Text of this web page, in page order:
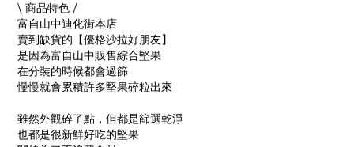
⧹ 商品特色 ⧸
富自山中迪化街本店
賣到缺貨的【優格沙拉好朋友】
是因為富自山中販售綜合堅果
在分裝的時候都會過篩
慢慢就會累積許多堅果碎粒出來
雖然外觀碎了點，但都是篩選乾淨
也都是很新鮮好吃的堅果